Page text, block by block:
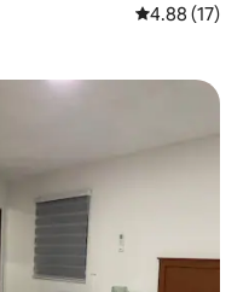
從 17 則評價
4.88 (17)